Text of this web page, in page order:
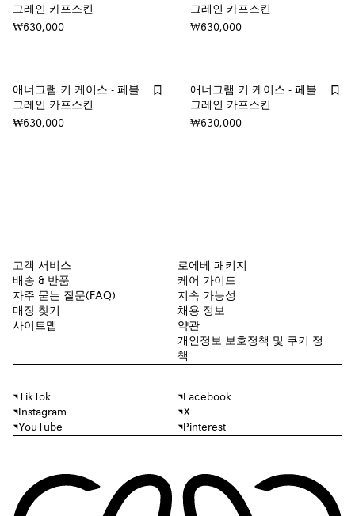
그레인 카프스킨
₩630,000
그레인 카프스킨
₩630,000
애너그램 키 케이스 - 페블
그레인 카프스킨
₩630,000
애너그램 키 케이스 - 페블
그레인 카프스킨
₩630,000
고객 서비스
배송 & 반품
자주 묻는 질문(FAQ)
매장 찾기
사이트맵
로에베 패키지
케어 가이드
지속 가능성
채용 정보
약관
개인정보 보호정책 및 쿠키 정
책
TikTok
Facebook
Instagram
X
YouTube
Pinterest